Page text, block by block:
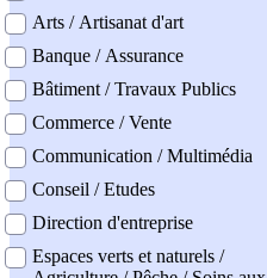
Arts / Artisanat d'art
Banque / Assurance
Bâtiment / Travaux Publics
Commerce / Vente
Communication / Multimédia
Conseil / Etudes
Direction d'entreprise
Espaces verts et naturels /